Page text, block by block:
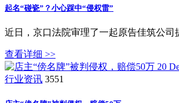
起名“碰瓷”？小心踩中“侵权雷”
近日，京口法院审理了一起原告佳筑公
查看详细 >>
20
行业资讯 3551